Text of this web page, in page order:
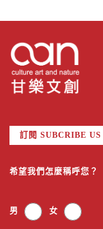
訂閱 SUBCRIBE US
希望我們怎麼稱呼您？
男 女